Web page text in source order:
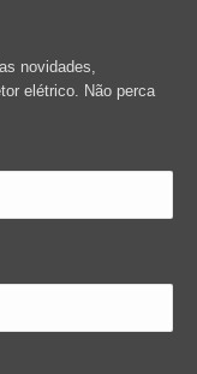
novidades,
elétrico. Não perca